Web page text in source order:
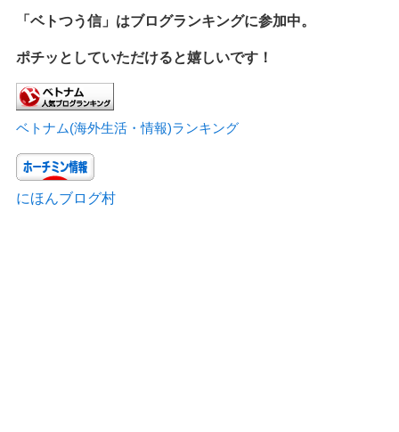
「ベトつう信」はブログランキングに参加中。
ポチッとしていただけると嬉しいです！
ベトナム(海外生活・情報)ランキング
にほんブログ村